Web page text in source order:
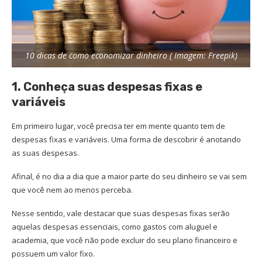
10 dicas de como economizar dinheiro ( Imagem: Freepik)
1. Conheça suas despesas fixas e
variáveis
Em primeiro lugar, você precisa ter em mente quanto tem de
despesas fixas e variáveis. Uma forma de descobrir é anotando
as suas despesas.
Afinal, é no dia a dia que a maior parte do seu dinheiro se vai sem
que você nem ao menos perceba.
Nesse sentido, vale destacar que suas despesas fixas serão
aquelas despesas essenciais, como gastos com aluguel e
academia, que você não pode excluir do seu plano financeiro e
possuem um valor fixo.